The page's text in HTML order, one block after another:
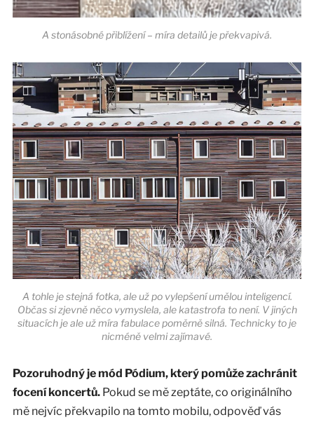
A stonásobné přiblížení – míra detailů je překvapivá.
A tohle je stejná fotka, ale už po vylepšení umělou inteligencí.
Občas si zjevně něco vymyslela, ale katastrofa to není. V jiných
situacích je ale už míra fabulace poměrně silná. Technicky to je
nicméně velmi zajímavé.
Pozoruhodný je mód Pódium, který pomůže zachránit
focení koncertů.Pokud se mě zeptáte, co originálního
mě nejvíc překvapilo na tomto mobilu, odpověď vás